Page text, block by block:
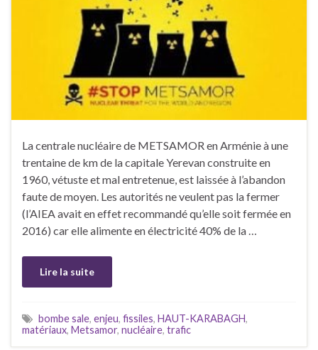
La centrale nucléaire de METSAMOR en Arménie à une
trentaine de km de la capitale Yerevan construite en
1960, vétuste et mal entretenue, est laissée à l’abandon
faute de moyen. Les autorités ne veulent pas la fermer
(l’AIEA avait en effet recommandé qu’elle soit fermée en
2016) car elle alimente en électricité 40% de la …
Lire la suite
bombe sale, enjeu, fissiles, HAUT-KARABAGH,
matériaux, Metsamor, nucléaire, trafic